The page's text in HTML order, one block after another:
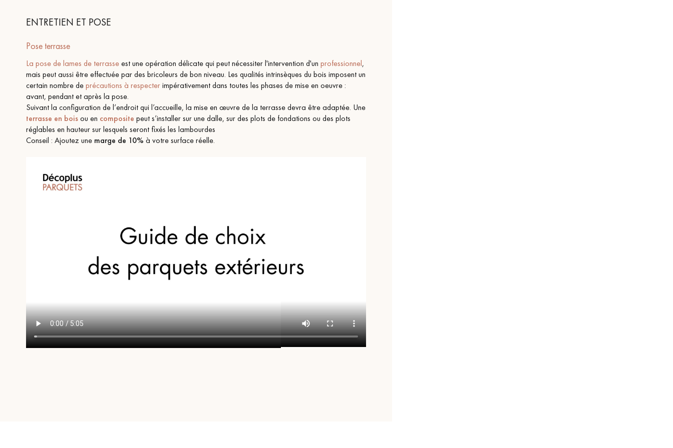
ENTRETIEN ET POSE
Pose terrasse
La pose de lames de terrasseest une opération délicate qui peut nécessiter l'intervention d'un professionnel,
mais peut aussi être effectuée par des bricoleurs de bon niveau. Les qualités intrinsèques du bois imposent un
certain nombre deprécautions à respecterimpérativement dans toutes les phases de mise en oeuvre :
avant, pendant et après la pose.
Suivant la configuration de l’endroit qui l’accueille, la mise en œuvre de la terrasse devra être adaptée. Une
terrasse en boisou en composite peut s’installer sur une dalle, sur des plots de fondations ou des plots
réglables en hauteur sur lesquels seront fixés les lambourdes
Conseil : Ajoutez une marge de 10% à votre surface réelle.